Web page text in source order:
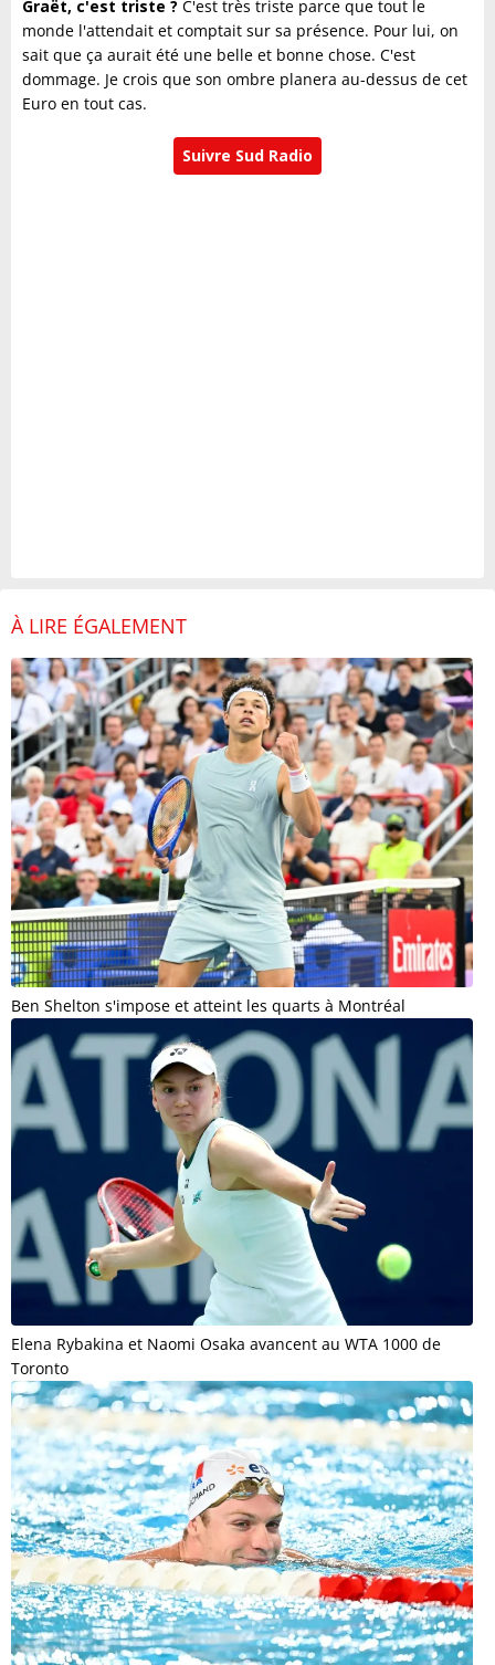
Graët, c'est triste ? C'est très triste parce que tout le
monde l'attendait et comptait sur sa présence. Pour lui, on
sait que ça aurait été une belle et bonne chose. C'est
dommage. Je crois que son ombre planera au-dessus de cet
Euro en tout cas.
Suivre Sud Radio
À LIRE ÉGALEMENT
Ben Shelton s'impose et atteint les quarts à Montréal
Elena Rybakina et Naomi Osaka avancent au WTA 1000 de
Toronto